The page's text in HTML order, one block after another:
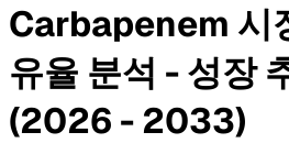
Carbapenem 시
유율 분석 - 성장
(2026 - 2033)